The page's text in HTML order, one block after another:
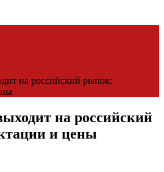
на российский рынок:
на российский
и цены